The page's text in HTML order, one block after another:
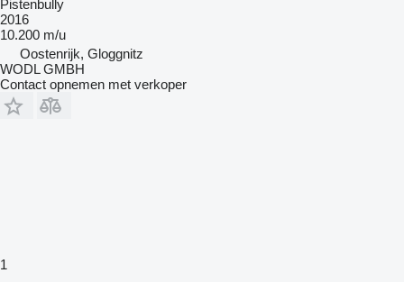
Pistenbully
2016
10.200 m/u
Oostenrijk, Gloggnitz
WODL GMBH
Contact opnemen met verkoper
1